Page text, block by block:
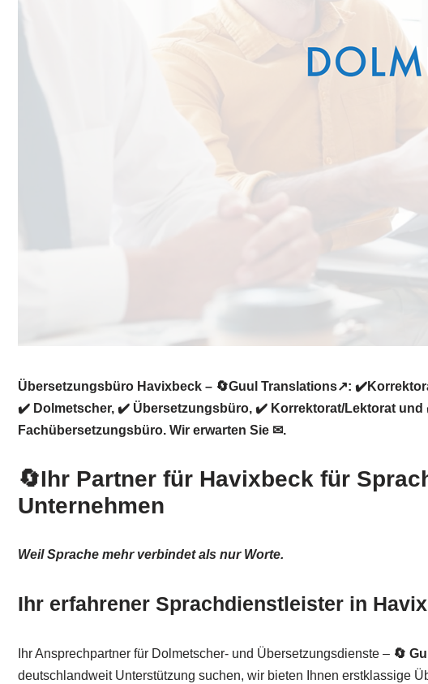
Übersetzungsbüro Havixbeck – 🔄Guul Translations↗️:
✔️ Dolmetscher, ✔️ Übersetzungsbüro, ✔️ Korrektorat/Lektorat
Fachübersetzungsbüro. Wir erwarten Sie ✉.
🔄Ihr Partner für Havixbeck für
Unternehmen
Weil Sprache mehr verbindet als nur Worte.
Ihr erfahrener Sprachdienstleister in
Ihr Ansprechpartner für Dolmetscher- und Übersetzungsdienste – 🔄
deutschlandweit Unterstützung suchen, wir bieten Ihnen erstklassige